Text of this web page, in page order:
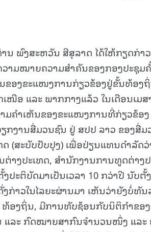
ນ ພົງສະຫວັນ ສີສຸລາດ ໄດ້ໃຫ້ກຽດກ່າ
າມໝາຍຄວາມສໍາຄັນຂອງກອງປະຊຸມ
ຂອງຂະແໜງການກ່ຽວຂ້ອງຢູ່ຂັ້ນທ້ອງ
ໜືອ ແລະ ພາກກາງແລ້ວ ໃນເດືອນເມ
ຄໍາເຫັນຂອງຂະແໜງການທີ່ກ່ຽວຂ້ອງ
ກງານສື່ມວນຊົນ ຢູ່ ສປປ ລາວ ຂອງສື່
ດ (ສະບັບປັບປຸງ) ເພື່ອປ່ຽນແທນດໍາລັດ
າງປະເທດ, ສໍານັກງານການທູດຕ່າງ
ປະຕິບັດມາເປັນເວລາ 10 ກວ່າປີ ນັບ
ກ່າວໃນໄລຍະຜ່ານມາ ເຫັນວ່າຍັງບໍ່ທັ
ທ້ອງຖິ່ນ, ມີການທັບຊ້ອນກັບນິຕິກໍາຂອ
ລະ ກົດໝາຍສາກົນຈໍານວນໜຶ່ງ ແລະ